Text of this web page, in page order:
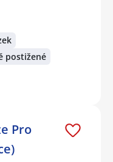
postižené
Pro